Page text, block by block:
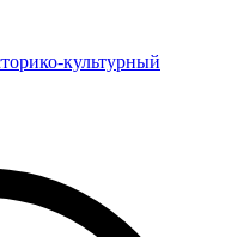
культурный